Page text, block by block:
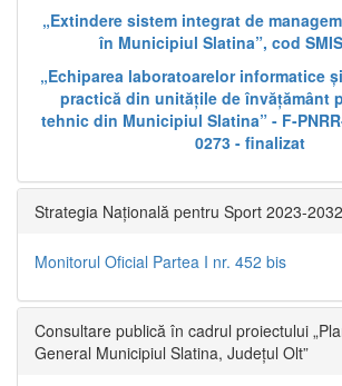
„Extindere sistem integrat de
în Municipiul Slatina”, cod
„Echiparea laboratoarelor informatice
practică din unitățile de învățământ
tehnic din Municipiul Slatina” - F-
0273 - finalizat
Strategia Națională pentru Sport 2023-2032
Monitorul Oficial Partea I nr. 452 bis
Consultare publică în cadrul proiectului
General Municipiul Slatina, Județul Olt”